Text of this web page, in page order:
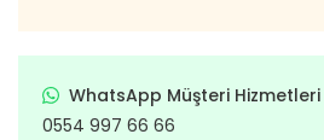
WhatsApp Müşteri Hizmetleri
0554 997 66 66